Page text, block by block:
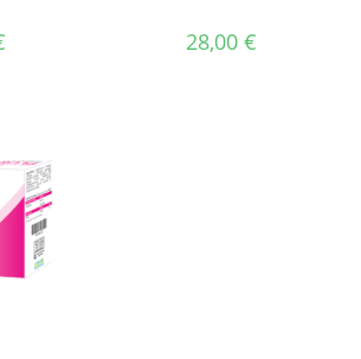
28,00 €